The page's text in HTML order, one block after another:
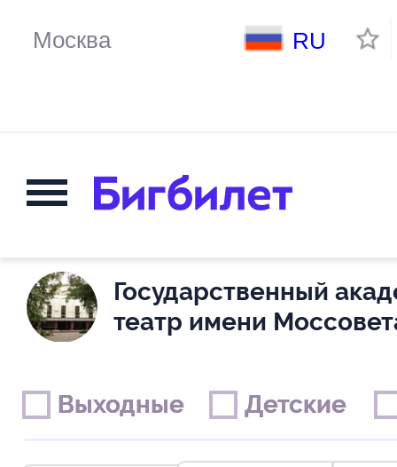
RU
Государственный
театр имени
Выходные
Выходные Детские
Детские